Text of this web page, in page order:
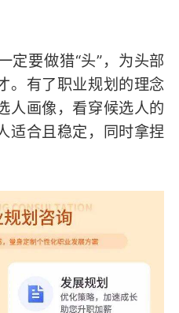
定要做猎“头”，为头部
。有了职业规划的理念
人画像，看穿候选人的
适合且稳定，同时拿捏